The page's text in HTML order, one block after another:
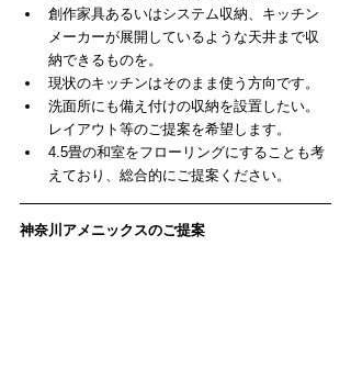
創作家具あるいはシステム収納、キッチン
メーカーが展開しているような天井まで収
納できるものを。
現状のキッチンはそのまま使う方向です。
洗面所にも備え付けの収納を設置したい。
レイアウト等のご提案を希望します。
4.5畳の和室をフローリングにすることも考
えており、総合的にご提案ください。
神奈川アメニックスのご提案